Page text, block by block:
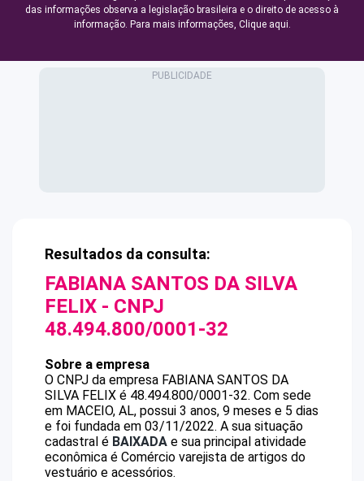
das informações observa a legislação brasileira e o direito de acesso à
informação. Para mais informações, Clique aqui.
Resultados da consulta:
FABIANA SANTOS DA SILVA
FELIX - CNPJ
48.494.800/0001-32
Sobre a empresa
O CNPJ da empresa FABIANA SANTOS DA
SILVA FELIX é 48.494.800/0001-32. Com sede
em MACEIO, AL, possui 3 anos, 9 meses e 5 dias
e foi fundada em 03/11/2022. A sua situação
cadastral é BAIXADA e sua principal atividade
econômica é Comércio varejista de artigos do
vestuário e acessórios.